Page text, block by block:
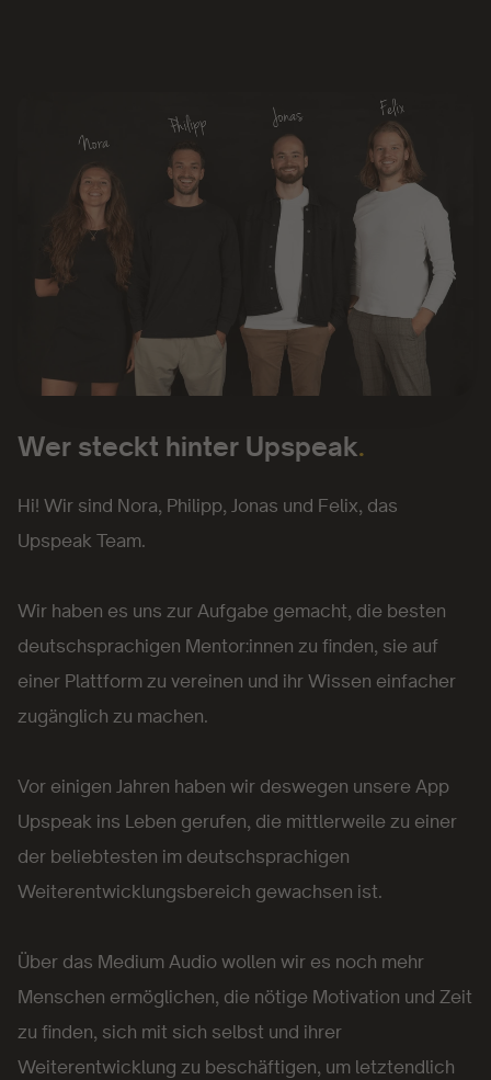
Wer steckt hinter Upspeak.
Hi! Wir sind Nora, Philipp, Jonas und Felix, das
Upspeak Team.
Wir haben es uns zur Aufgabe gemacht, die besten
deutschsprachigen Mentor:innen zu finden, sie auf
einer Plattform zu vereinen und ihr Wissen einfacher
zugänglich zu machen.
Vor einigen Jahren haben wir deswegen unsere App
Upspeak ins Leben gerufen, die mittlerweile zu einer
der beliebtesten im deutschsprachigen
Weiterentwicklungsbereich gewachsen ist.
Über das Medium Audio wollen wir es noch mehr
Menschen ermöglichen, die nötige Motivation und Zeit
zu finden, sich mit sich selbst und ihrer
Weiterentwicklung zu beschäftigen, um letztendlich